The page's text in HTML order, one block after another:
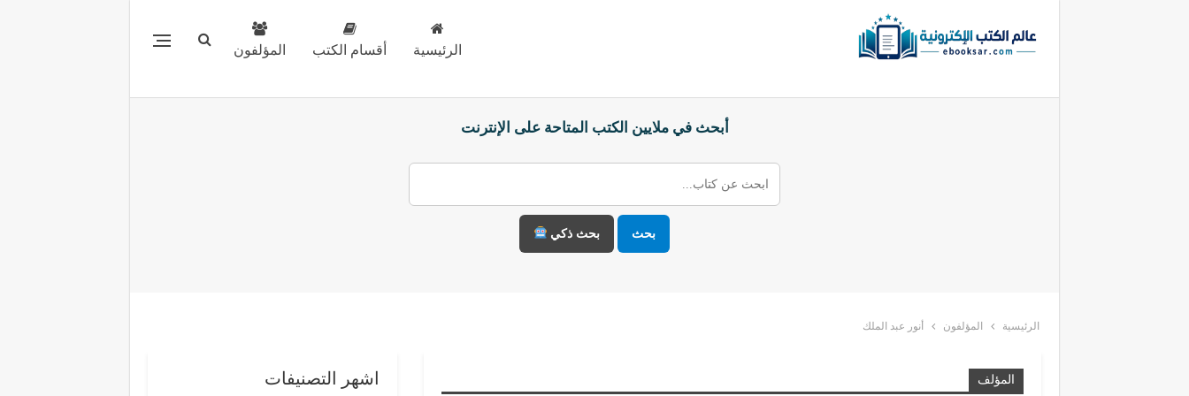
الرئيسية أقسام الكتب المؤلفون
أبحث في ملايين الكتب المتاحة على الإنترنت
بحث بحث ذكي
الرئيسية المؤلفون أنور عبد الملك
المؤلف اشهر التصنيفات